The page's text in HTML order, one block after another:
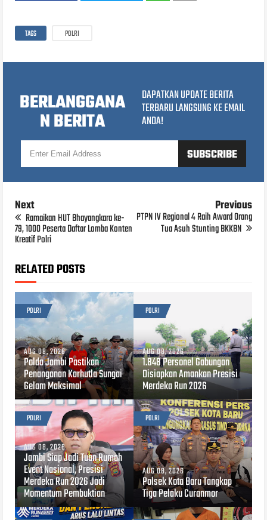
TAGS POLRI
BERLANGGANA
N BERITA
DAPATKAN UPDATE BERITA
TERBARU LANGSUNG KE EMAIL
ANDA!
Next
Ramaikan HUT Bhayangkara ke-
79, 1000 Peserta Daftar Lomba Konten
Kreatif Polri
Previous
PTPN IV Regional 4 Raih Award Orang
Tua Asuh Stunting BKKBN
RELATED POSTS
POLRI
AUG 08, 2026
Polda Jambi Pastikan
Penanganan Karhutla Sungai
Gelam Maksimal
POLRI
AUG 08, 2026
1.848 Personel Gabungan
Disiapkan Amankan Presisi
Merdeka Run 2026
POLRI
AUG 08, 2026
Jambi Siap Jadi Tuan Rumah
Event Nasional, Presisi
Merdeka Run 2026 Jadi
Momentum Pembuktian
POLRI
AUG 08, 2026
Polsek Kota Baru Tangkap
Tiga Pelaku Curanmor